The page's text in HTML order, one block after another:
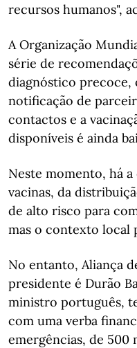
recursos humanos",
A Organização
série de
diagnóstico precoce,
notificação de
contactos e a
disponíveis é ainda
Neste momento, há
vacinas, da
de alto risco para
mas o contexto local
No entanto, Aliança
presidente é Durão
ministro português,
com uma verba
emergências, de 500